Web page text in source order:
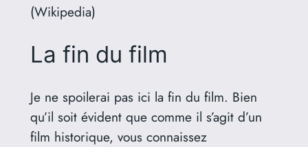
(Wikipedia)
La fin du film
Je ne spoilerai pas ici la fin du film. Bien
qu’il soit évident que comme il s’agit d’un
film historique, vous connaissez